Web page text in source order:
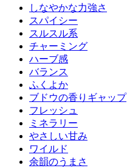
しなやかな力強さ
スパイシー
スルスル系
チャーミング
ハーブ感
バランス
ふくよか
ブドウの香りギャップ
フレッシュ
ミネラリー
やさしい甘み
ワイルド
余韻のうまさ